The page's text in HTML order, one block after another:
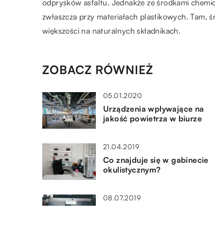
odprysków asfaltu. Jednakże ze środkami
zwłaszcza przy materiałach plastikowych.
większości na naturalnych składnikach.
ZOBACZ RÓWNIEŻ
05.01.2020
Urządzenia wpływające na
jakość powietrza w biurze
21.04.2019
Co znajduje się w gabinecie
okulistycznym?
08.07.2019